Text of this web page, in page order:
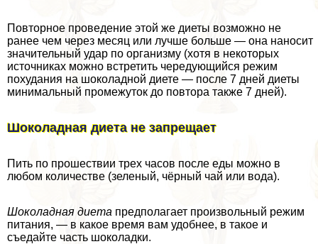
Повторное проведение этой же диеты возможно не
ранее чем через месяц или лучше больше — она наносит
значительный удар по организму (хотя в некоторых
источниках можно встретить чередующийся режим
похудания на шоколадной диете — после 7 дней диеты
минимальный промежуток до повтора также 7 дней).
Шоколадная диета не запрещает
Пить по прошествии трех часов после еды можно в
любом количестве (зеленый, чёрный чай или вода).
Шоколадная диета предполагает произвольный режим
питания, — в какое время вам удобнее, в такое и
съедайте часть шоколадки.